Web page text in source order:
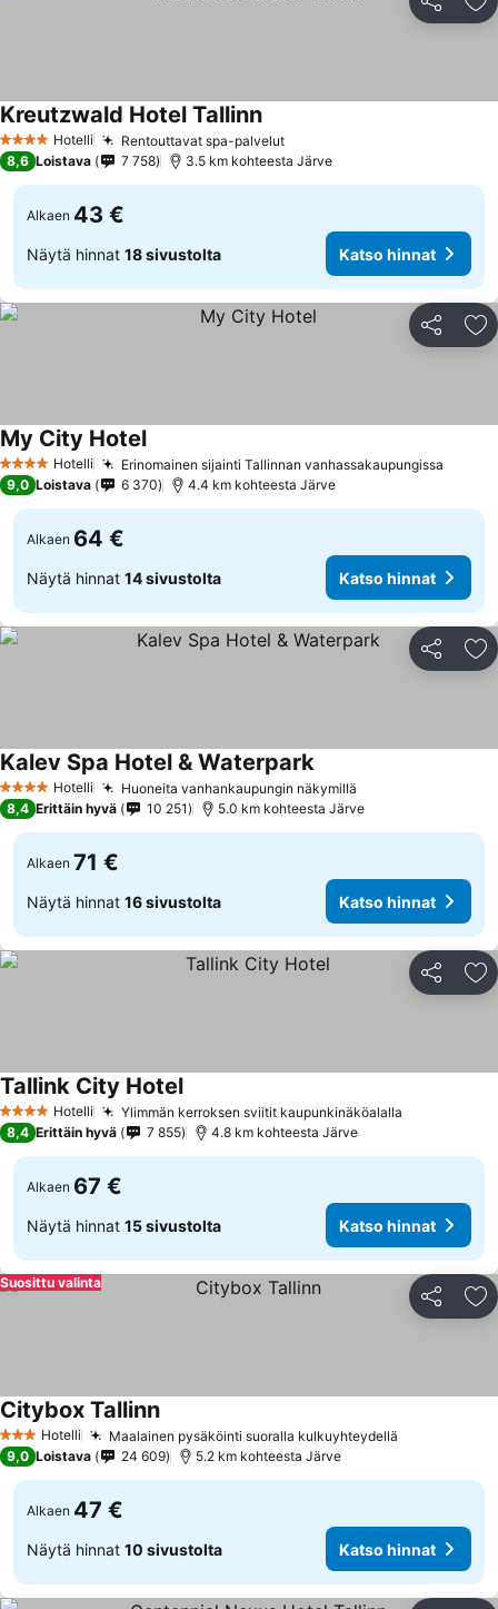
Jaa
4 Tähtiluokitus
Hotelli Rentouttavat spa-palvelut
Kreutzwald Hotel Tallinn
8,6 Loistava 7 758 3.5 km kohteesta Järve
Alkaen 43 €
Näytä hinnat 18 sivustolta Katso hinnat
Jaa
4 Tähtiluokitus
Hotelli Erinomainen sijainti Tallinnan vanhassakaupungissa
My City Hotel
9,0 Loistava 6 370 4.4 km kohteesta Järve
Alkaen 64 €
Näytä hinnat 14 sivustolta Katso hinnat
Jaa
4 Tähtiluokitus
Hotelli Huoneita vanhankaupungin näkymillä
Kalev Spa Hotel & Waterpark
8,4 Erittäin hyvä 10 251 5.0 km kohteesta Järve
Alkaen 71 €
Näytä hinnat 16 sivustolta Katso hinnat
Jaa
4 Tähtiluokitus
Hotelli Ylimmän kerroksen sviitit kaupunkinäköalalla
Tallink City Hotel
8,4 Erittäin hyvä 7 855 4.8 km kohteesta Järve
Alkaen 67 €
Näytä hinnat 15 sivustolta Katso hinnat
Jaa
Suosittu valinta
3 Tähtiluokitus
Hotelli Maalainen pysäköinti suoralla kulkuyhteydellä
Citybox Tallinn
9,0 Loistava 24 609 5.2 km kohteesta Järve
Alkaen 47 €
Näytä hinnat 10 sivustolta Katso hinnat